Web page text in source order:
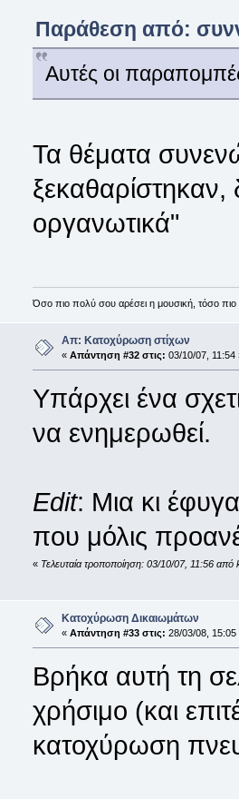
Παράθεση από:
Αυτές οι
Τα θέματα
ξεκαθαρίστηκαν,
οργανωτικά"
Όσο πιο πολύ σου αρέσει η μουσική, τόσο
Απ: Κατοχύρωση στίχων
« Απάντηση #32 στις: 03/10/07, 11:54
Υπάρχει ένα
να ενημερωθεί.
Edit: Μια κι
που μόλις
« Τελευταία τροποποίηση: 03/10/07, 11:56 από
Κατοχύρωση Δικαιωμάτων
« Απάντηση #33 στις: 28/03/08, 15:05
Βρήκα αυτή τη
χρήσιμο (και
κατοχύρωση